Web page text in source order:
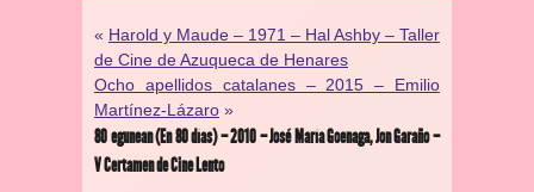
« Harold y Maude – 1971 – Hal Ashby – Taller
de Cine de Azuqueca de Henares
Ocho apellidos catalanes – 2015 – Emilio
Martínez-Lázaro »
80 egunean (En 80 días) – 2010 – José María Goenaga, Jon Garaño –
V Certamen de Cine Lento